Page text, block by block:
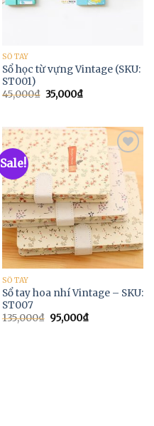
SỔ TAY
Sổ học từ vựng Vintage (SKU:
ST001)
45,000₫ 35,000₫
Sale!
Add to
Wishlist
SỔ TAY
Sổ tay hoa nhí Vintage – SKU:
ST007
135,000₫ 95,000₫